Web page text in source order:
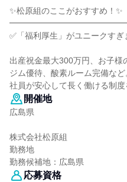
✨松原組のここがおすすめ！✨
✅「福利厚生」がユニークすぎ
出産祝金最大300万円、お子様
ジム優待、酸素ルーム完備など
社員が安心して長く働ける制度
開催地
広島県
株式会社松原組
勤務地
勤務候補地：広島県
応募資格